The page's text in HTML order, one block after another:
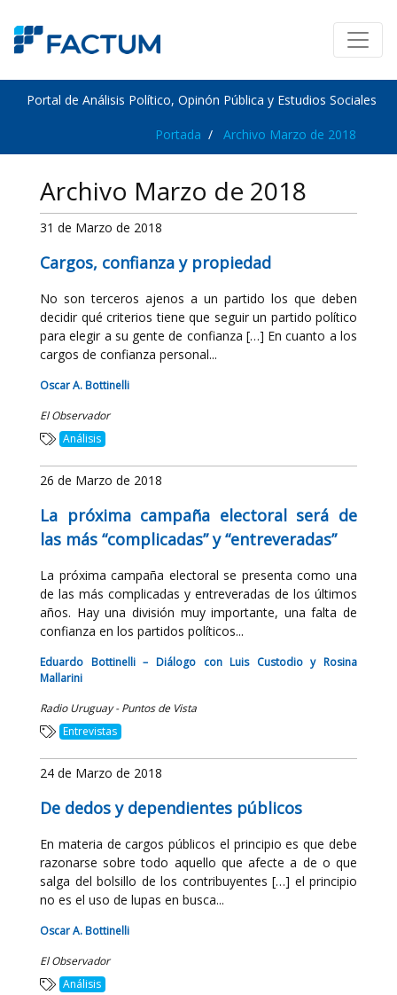
Portal de Análisis Político, Opinón Pública y Estudios Sociales
Portada Archivo Marzo de 2018
Archivo Marzo de 2018
31 de Marzo de 2018
Cargos, confianza y propiedad
No son terceros ajenos a un partido los que deben
decidir qué criterios tiene que seguir un partido político
para elegir a su gente de confianza […] En cuanto a los
cargos de confianza personal...
Oscar A. Bottinelli
El Observador
Análisis
26 de Marzo de 2018
La próxima campaña electoral será de
las más “complicadas” y “entreveradas”
La próxima campaña electoral se presenta como una
de las más complicadas y entreveradas de los últimos
años. Hay una división muy importante, una falta de
confianza en los partidos políticos...
Eduardo Bottinelli – Diálogo con Luis Custodio y Rosina
Mallarini
Radio Uruguay - Puntos de Vista
Entrevistas
24 de Marzo de 2018
De dedos y dependientes públicos
En materia de cargos públicos el principio es que debe
razonarse sobre todo aquello que afecte a de o que
salga del bolsillo de los contribuyentes […] el principio
no es el uso de lupas en busca...
Oscar A. Bottinelli
El Observador
Análisis